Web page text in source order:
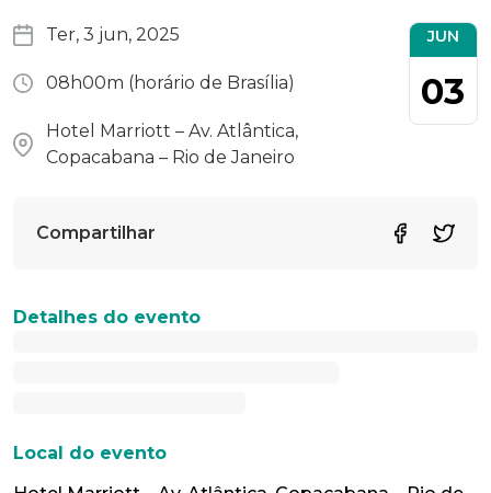
Ter, 3 jun, 2025
08h00m (horário de Brasília)
Hotel Marriott – Av. Atlântica,
Copacabana – Rio de Janeiro
JUN
03
Compartilhar
Detalhes do evento
Local do evento